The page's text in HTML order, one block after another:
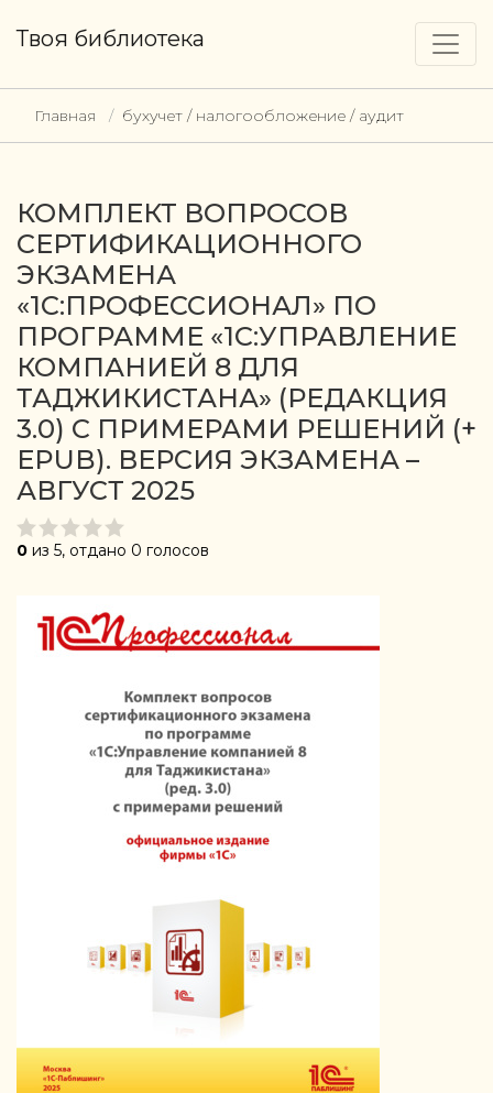
Твоя библиотека
Главная бухучет / налогообложение / аудит
КОМПЛЕКТ ВОПРОСОВ
СЕРТИФИКАЦИОННОГО
ЭКЗАМЕНА
«1С:ПРОФЕССИОНАЛ» ПО
ПРОГРАММЕ «1С:УПРАВЛЕНИЕ
КОМПАНИЕЙ 8 ДЛЯ
ТАДЖИКИСТАНА» (РЕДАКЦИЯ
3.0) С ПРИМЕРАМИ РЕШЕНИЙ (+
EPUB). ВЕРСИЯ ЭКЗАМЕНА –
АВГУСТ 2025
0 из 5, отдано 0 голосов